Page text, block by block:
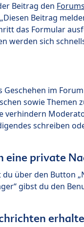
Beitrag den
Beitrag
das Formular
werden sich
im
sowie Themen
verhindern
schreiben
private
über den Button
gibst du den